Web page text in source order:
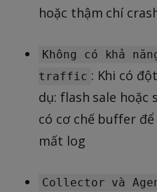
hoặc thậm chí
Không có khả
traffic : Khi có
dụ: flash sale hoặc
có cơ chế buffer
mất log
Collector và